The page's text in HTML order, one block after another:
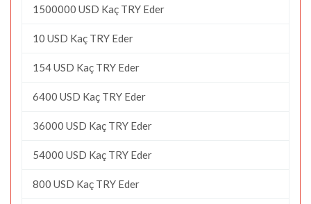
1500000 USD Kaç TRY Eder
10 USD Kaç TRY Eder
154 USD Kaç TRY Eder
6400 USD Kaç TRY Eder
36000 USD Kaç TRY Eder
54000 USD Kaç TRY Eder
800 USD Kaç TRY Eder